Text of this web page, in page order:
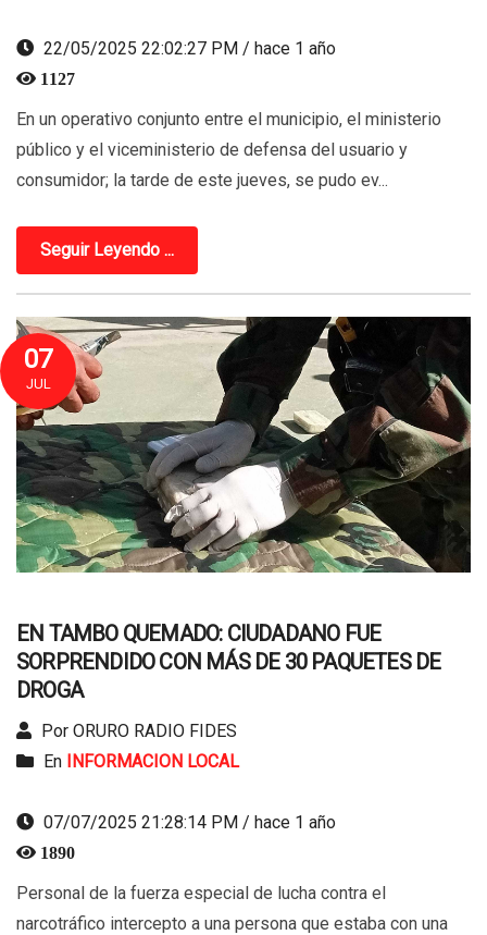
22/05/2025 22:02:27 PM / hace 1 año
1127
En un operativo conjunto entre el municipio, el ministerio
público y el viceministerio de defensa del usuario y
consumidor; la tarde de este jueves, se pudo ev...
Seguir Leyendo ...
07
JUL
EN TAMBO QUEMADO: CIUDADANO FUE
SORPRENDIDO CON MÁS DE 30 PAQUETES DE
DROGA
Por ORURO RADIO FIDES
En INFORMACION LOCAL
07/07/2025 21:28:14 PM / hace 1 año
1890
Personal de la fuerza especial de lucha contra el
narcotráfico intercepto a una persona que estaba con una